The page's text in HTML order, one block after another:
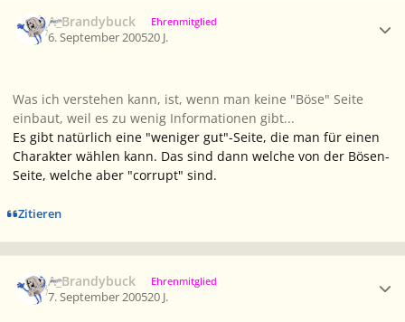
A_Brandybuck Ehrenmitglied
6. September 200520 J.
Was ich verstehen kann, ist, wenn man keine "Böse" Seite
einbaut, weil es zu wenig Informationen gibt...
Es gibt natürlich eine "weniger gut"-Seite, die man für einen
Charakter wählen kann. Das sind dann welche von der Bösen-
Seite, welche aber "corrupt" sind.
Zitieren
A_Brandybuck Ehrenmitglied
7. September 200520 J.